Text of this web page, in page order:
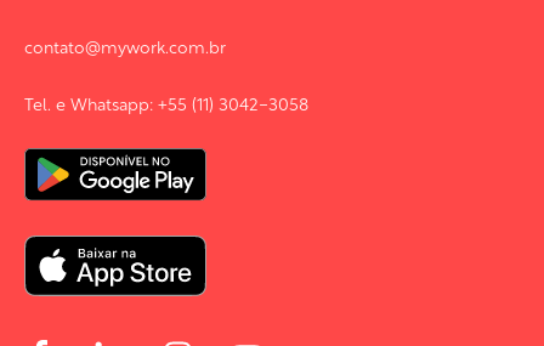
contato@mywork.com.br
Tel. e Whatsapp: +55 (11) 3042-3058